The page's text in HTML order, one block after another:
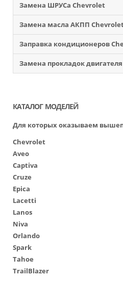
Замена ШРУСа Chevrolet
Замена масла АКПП
Заправка кондиционеров
Замена прокладок
КАТАЛОГ МОДЕЛЕЙ
Для которых оказываем
Chevrolet
Aveo
Captiva
Cruze
Epica
Lacetti
Lanos
Niva
Orlando
Spark
Tahoe
TrailBlazer